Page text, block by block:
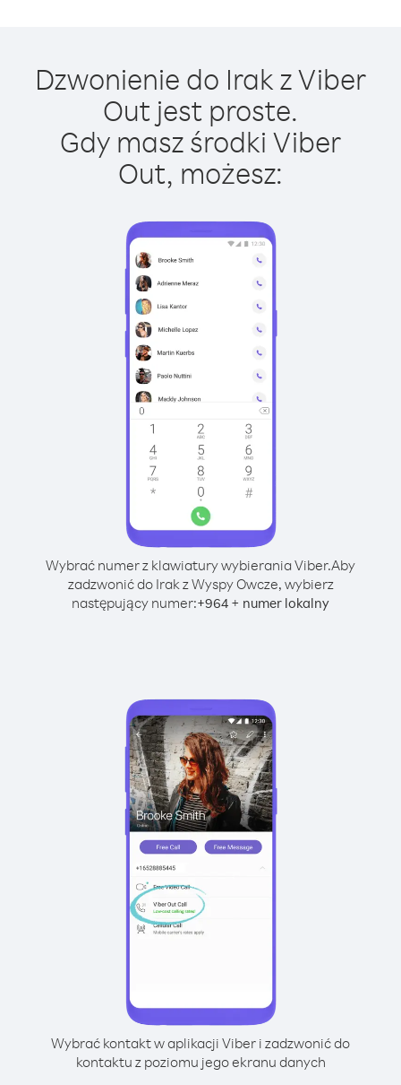
Dzwonienie do Irak z Viber
Out jest proste.
Gdy masz środki Viber
Out, możesz:
Wybrać numer z klawiatury wybierania Viber.Aby
zadzwonić do Irak z Wyspy Owcze, wybierz
następujący numer:+964 + numer lokalny
Wybrać kontakt w aplikacji Viber i zadzwonić do
kontaktu z poziomu jego ekranu danych